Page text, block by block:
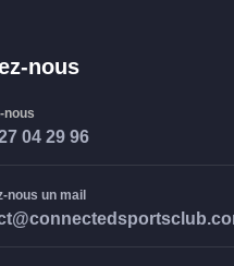
nous
nous
04 29 96
nous un mail